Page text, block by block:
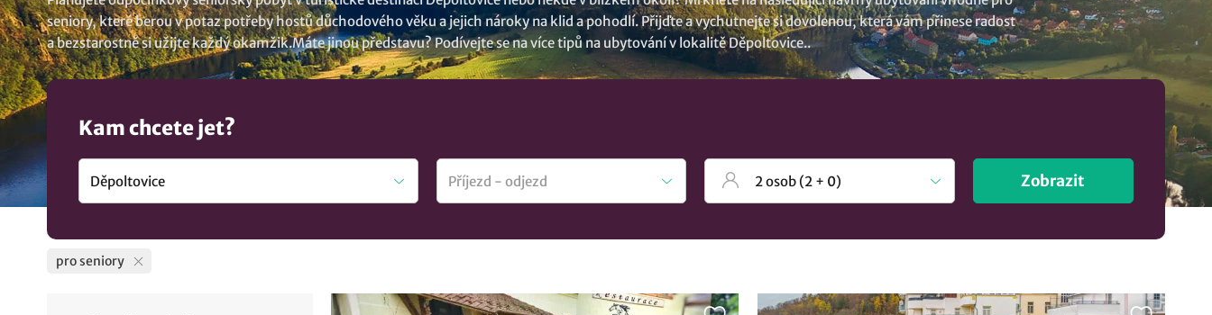
seniory, které berou v potaz potřeby hostů důchodového věku a jejich nároky na klid a pohodlí. Přijďte a vychutnejte si dovolenou, která vám přinese radost
a bezstarostně si užijte každý okamžik.Máte jinou představu? Podívejte se na více tipů na ubytování v lokalitě Děpoltovice..
Kam chcete jet?
Zobrazit
pro seniory